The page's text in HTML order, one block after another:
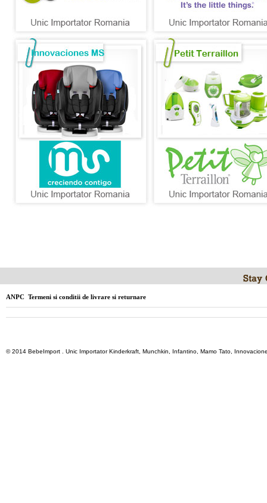
ANPC Termeni si conditii de livrare si returnare
© 2014 BebeImport . Unic Importator Kinderkraft, Munchkin, Infantino, Mamo Tato,